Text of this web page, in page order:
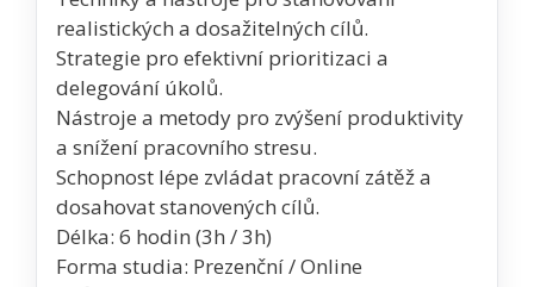
realistických a dosažitelných cílů.
Strategie pro efektivní prioritizaci a
delegování úkolů.
Nástroje a metody pro zvýšení produktivity
a snížení pracovního stresu.
Schopnost lépe zvládat pracovní zátěž a
dosahovat stanovených cílů.
Délka: 6 hodin (3h / 3h)
Forma studia: Prezenční / Online